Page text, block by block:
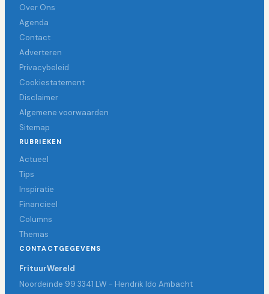
Over Ons
Agenda
Contact
Adverteren
Privacybeleid
Cookiestatement
Disclaimer
Algemene voorwaarden
Sitemap
RUBRIEKEN
Actueel
Tips
Inspiratie
Financieel
Columns
Themas
CONTACTGEGEVENS
FrituurWereld
Noordeinde 99 3341 LW - Hendrik Ido Ambacht